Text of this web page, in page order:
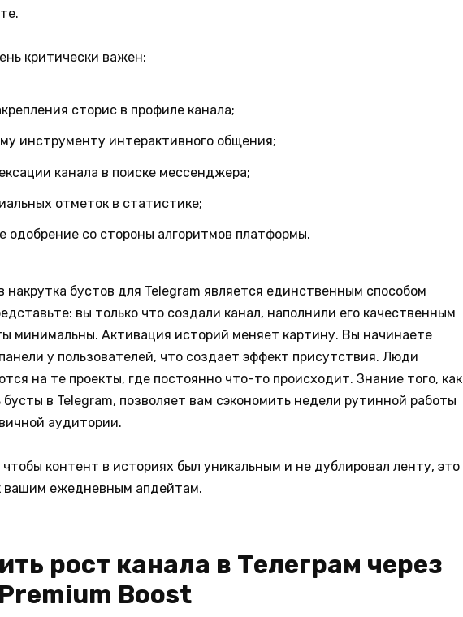
критически важен:
сторис в профиле канала;
инструменту интерактивного общения;
канала в поиске мессенджера;
отметок в статистике;
одобрение со стороны алгоритмов платформы.
накрутка бустов для Telegram является единственным способом
вы только что создали канал, наполнили его качественным
минимальны. Активация историй меняет картину. Вы начинаете
у пользователей, что создает эффект присутствия. Люди
на те проекты, где постоянно что-то происходит. Знание того, как
бусты в Telegram, позволяет вам сэкономить недели рутинной работы
аудитории.
чтобы контент в историях был уникальным и не дублировал ленту, это
вашим ежедневным апдейтам.
рост канала в Телеграм через
Boost